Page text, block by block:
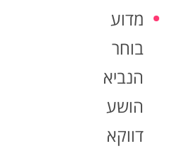
מדוע
בוחר
הנביא
הושע
דווקא